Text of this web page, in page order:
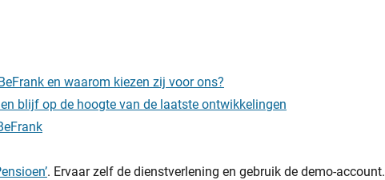
en waarom kiezen zij voor ons?
blijf op de hoogte van de laatste ontwikkelingen
. Ervaar zelf de dienstverlening en gebruik de demo-account.